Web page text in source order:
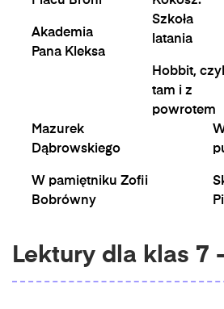
Akademia
Pana Kleksa
Szkoła
latania
Hobbit,
tam i z
powrotem
Mazurek
Dąbrowskiego
W pamiętniku Zofii
Bobrówny
Lektury dla klas 7